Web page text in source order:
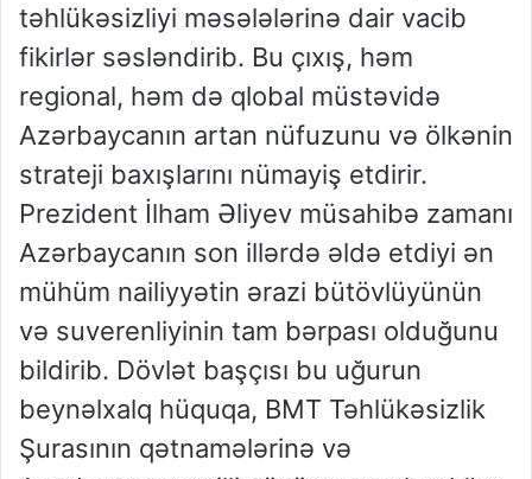
təhlükəsizliyi məsələlərinə dair vacib
fikirlər səsləndirib. Bu çıxış, həm
regional, həm də qlobal müstəvidə
Azərbaycanın artan nüfuzunu və ölkənin
strateji baxışlarını nümayiş etdirir.
Prezident İlham Əliyev müsahibə zamanı
Azərbaycanın son illərdə əldə etdiyi ən
mühüm nailiyyətin ərazi bütövlüyünün
və suverenliyinin tam bərpası olduğunu
bildirib. Dövlət başçısı bu uğurun
beynəlxalq hüquqa, BMT Təhlükəsizlik
Şurasının qətnamələrinə və